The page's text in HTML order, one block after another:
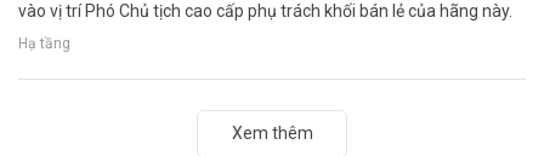
vào vị trí Phó Chủ tịch cao cấp phụ trách khối bán lẻ của hãng này.
Hạ tầng
Xem thêm